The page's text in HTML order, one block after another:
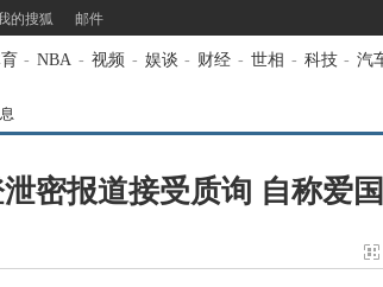
的搜狐 邮件
- NBA - 视频 - 娱谈 - 财经 - 世相 - 科技 - 汽
密报道接受质询 自称爱国